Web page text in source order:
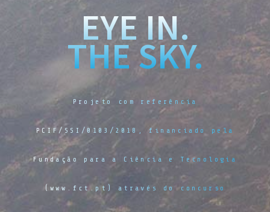
EYE IN.
THE SKY.
Projeto com referência
PCIF/SSI/0103/2018, financiado pela
Fundação para a Ciência e Tecnologia
(www.fct.pt) através do concurso